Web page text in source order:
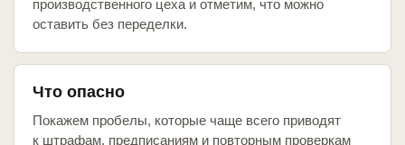
производственного цеха и отметим, что можно
оставить без переделки.
Что опасно
Покажем пробелы, которые чаще всего приводят
к штрафам, предписаниям и повторным проверкам